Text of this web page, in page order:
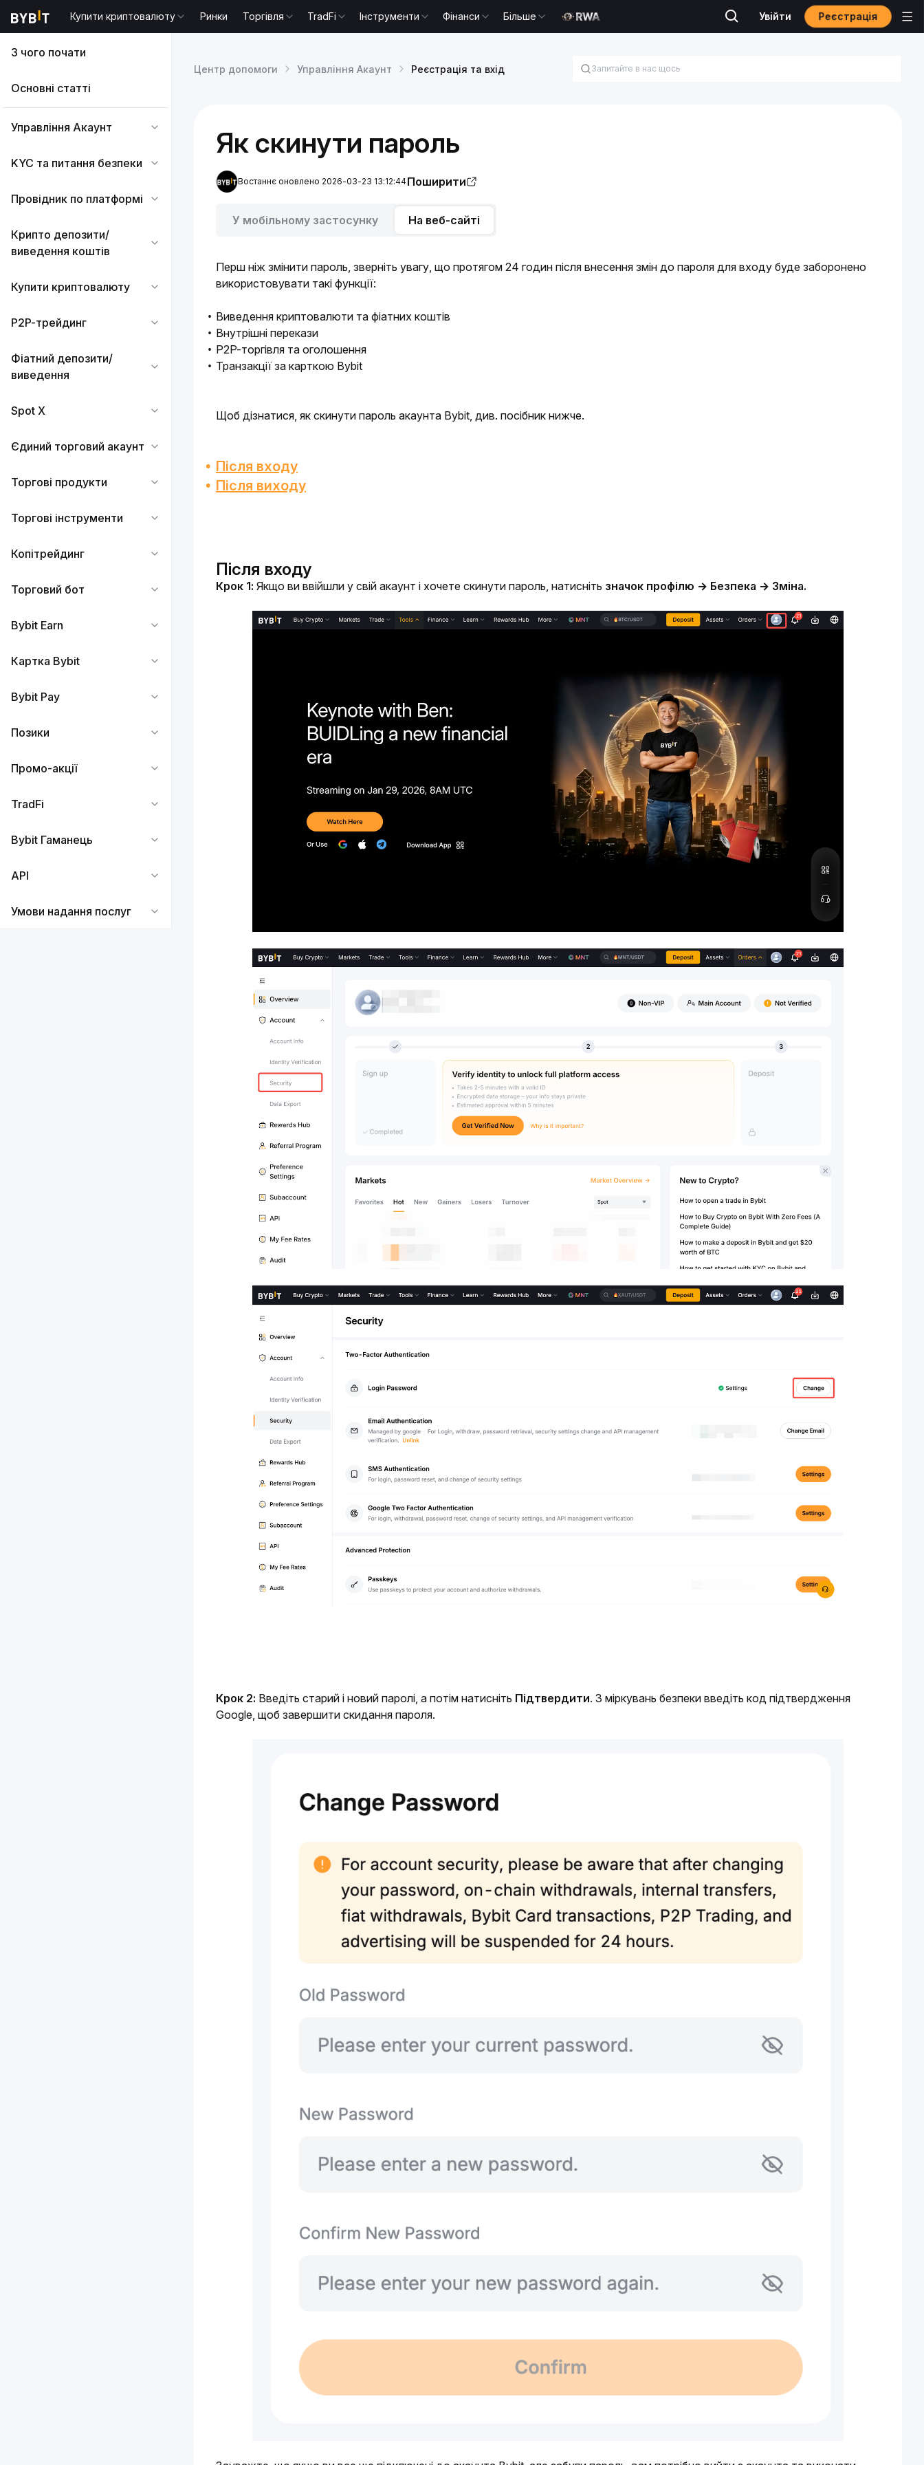
Купити криптовалюту Ринки Торгівля TradFi Інструменти Фінанси Більше Увійти Реєстрація
З чого почати
Основні статті
Управління Акаунт
KYC та питання безпеки
Провідник по платформі
Крипто депозити/
виведення коштів
Купити криптовалюту
P2P-трейдинг
Фіатний депозити/
виведення
Spot X
Єдиний торговий акаунт
Торгові продукти
Торгові інструменти
Копітрейдинг
Торговий бот
Bybit Earn
Картка Bybit
Bybit Pay
Позики
Промо-акції
TradFi
Bybit Гаманець
API
Умови надання послуг
Центр допомоги Управління Акаунт Реєстрація та вхід
Як скинути пароль
Востаннє оновлено 2026-03-23 13:12:44Поширити
У мобільному застосунку На веб-сайті
Перш ніж змінити пароль, зверніть увагу, що протягом 24 годин після внесення змін до пароля для входу буде заборонено
використовувати такі функції:
Виведення криптовалюти та фіатних коштів
Внутрішні перекази
P2P-торгівля та оголошення
Транзакції за карткою Bybit
Щоб дізнатися, як скинути пароль акаунта Bybit, див. посібник нижче.
Після входу
Після виходy
Після входу
Крок 1: Якщо ви ввійшли у свій акаунт і хочете скинути пароль, натисніть значок профілю → Безпека → Зміна.
Крок 2: Введіть старий і новий паролі, а потім натисніть Підтвердити. З міркувань безпеки введіть код підтвердження
Google, щоб завершити скидання пароля.